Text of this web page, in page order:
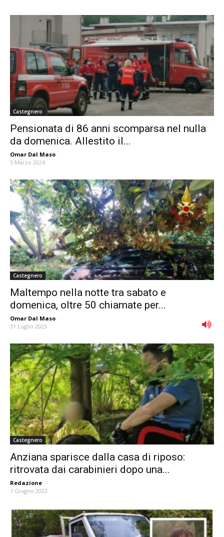
Castegnero
Pensionata di 86 anni scomparsa nel nulla
da domenica. Allestito il...
Omar Dal Maso -
5 Marzo 2024
Castegnero
Maltempo nella notte tra sabato e
domenica, oltre 50 chiamate per...
Omar Dal Maso -
31 Luglio 2023
Castegnero
Anziana sparisce dalla casa di riposo:
ritrovata dai carabinieri dopo una...
Redazione -
7 Giugno 2023